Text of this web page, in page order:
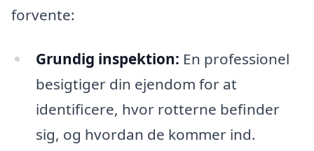
forvente:
Grundig inspektion: En professionel
besigtiger din ejendom for at
identificere, hvor rotterne befinder
sig, og hvordan de kommer ind.